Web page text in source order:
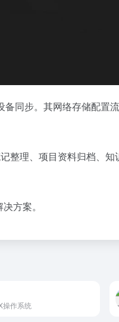
同步。其网络存储配置
整理、项目资料归档、
方案。
操作系统